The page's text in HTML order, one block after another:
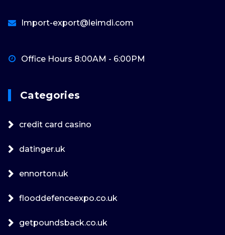
Import-export@leimdi.com
Office Hours 8:00AM - 6:00PM
Categories
credit card casino
datinger.uk
ennorton.uk
flooddefenceexpo.co.uk
getpoundsback.co.uk